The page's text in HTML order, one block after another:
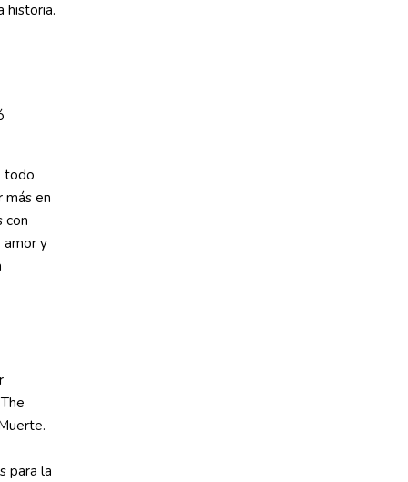
historia.
todo
más en
con
amor y
para la